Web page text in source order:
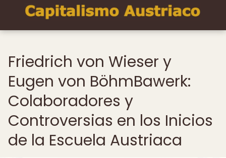
Friedrich von Wieser y
Eugen von BöhmBawerk:
Colaboradores y
Controversias en los Inicios
de la Escuela Austriaca